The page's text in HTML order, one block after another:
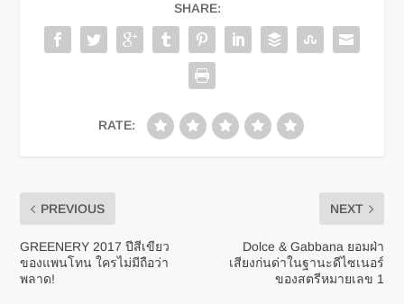
SHARE:
RATE:
PREVIOUS
GREENERY 2017 ปีสีเขียว
ของแพนโทน ใครไม่มีถือว่า
พลาด!
NEXT
Dolce & Gabbana ยอมฝ่า
เสียงก่นด่าในฐานะดีไซเนอร์
ของสตรีหมายเลข 1